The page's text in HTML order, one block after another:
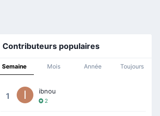
Contributeurs populaires
Semaine Mois Année Toujours
1 ibnou
2